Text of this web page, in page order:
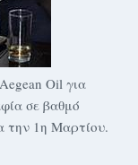
Oil για
σε βαθμό
την 1η Μαρτίου.